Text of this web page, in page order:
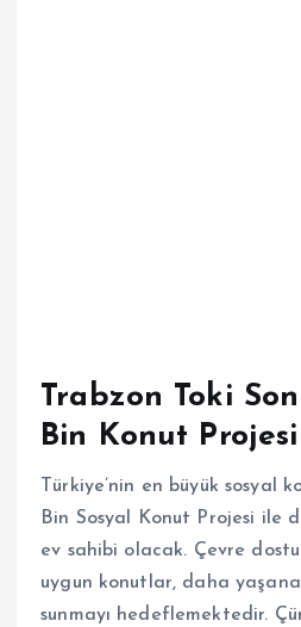
Trabzon Toki
Bin Konut
Türkiye’nin en büyük sosyal
Bin Sosyal Konut Projesi ile
ev sahibi olacak. Çevre
uygun konutlar, daha
sunmayı hedeflemektedir.